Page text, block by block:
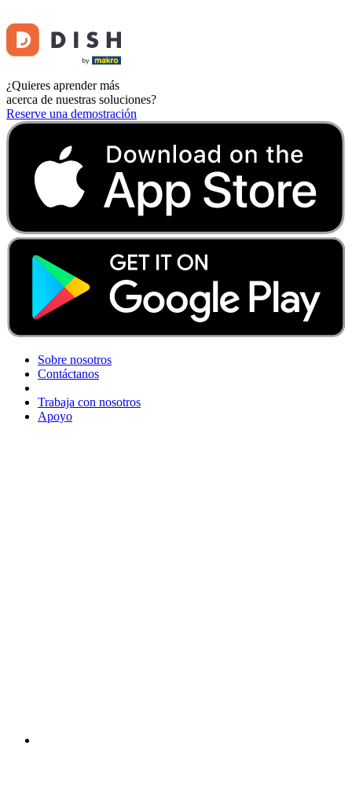
¿Quieres aprender más
acerca de nuestras soluciones?
Reserve una demostración
Sobre nosotros
Contáctanos
Trabaja con nosotros
Apoyo